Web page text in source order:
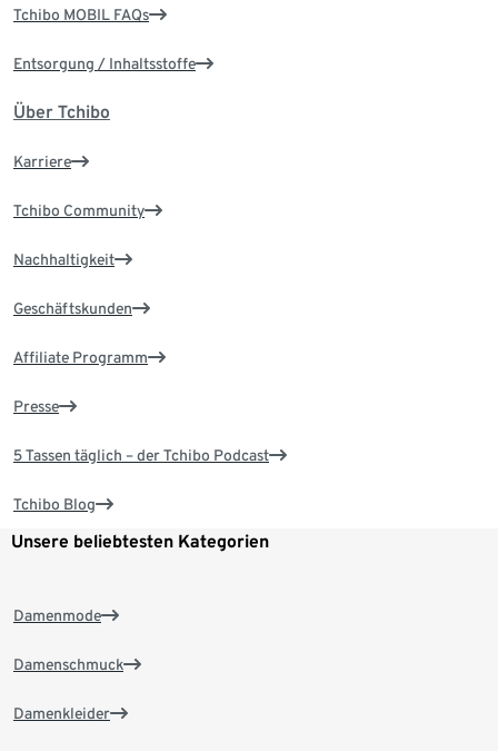
Tchibo MOBIL FAQs
Entsorgung / Inhaltsstoffe
Über Tchibo
Karriere
Tchibo Community
Nachhaltigkeit
Geschäftskunden
Affiliate Programm
Presse
5 Tassen täglich – der Tchibo Podcast
Tchibo Blog
Unsere beliebtesten Kategorien
Damenmode
Damenschmuck
Damenkleider